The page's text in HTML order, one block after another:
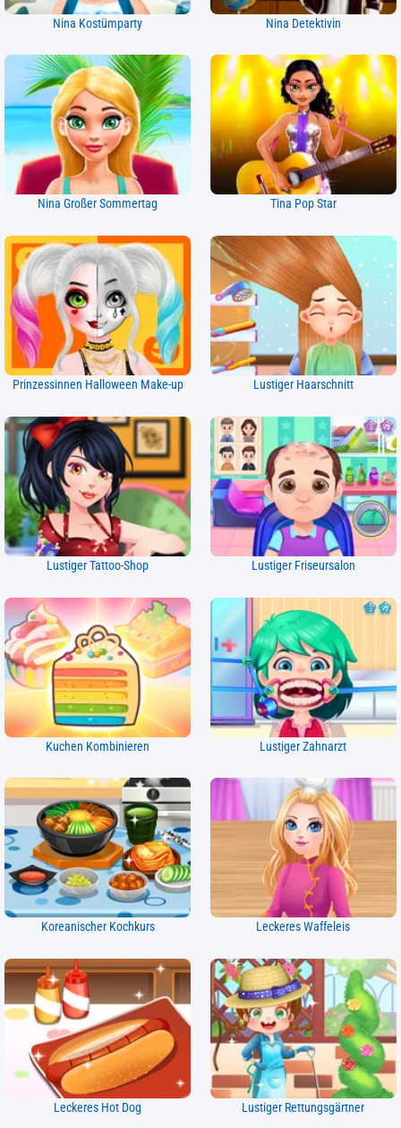
Nina Kostümparty Nina Detektivin
Nina Großer Sommertag Tina Pop Star
Prinzessinnen Halloween Make-up Lustiger Haarschnitt
Lustiger Tattoo-Shop Lustiger Friseursalon
Kuchen Kombinieren Lustiger Zahnarzt
Koreanischer Kochkurs Leckeres Waffeleis
Leckeres Hot Dog Lustiger Rettungsgärtner